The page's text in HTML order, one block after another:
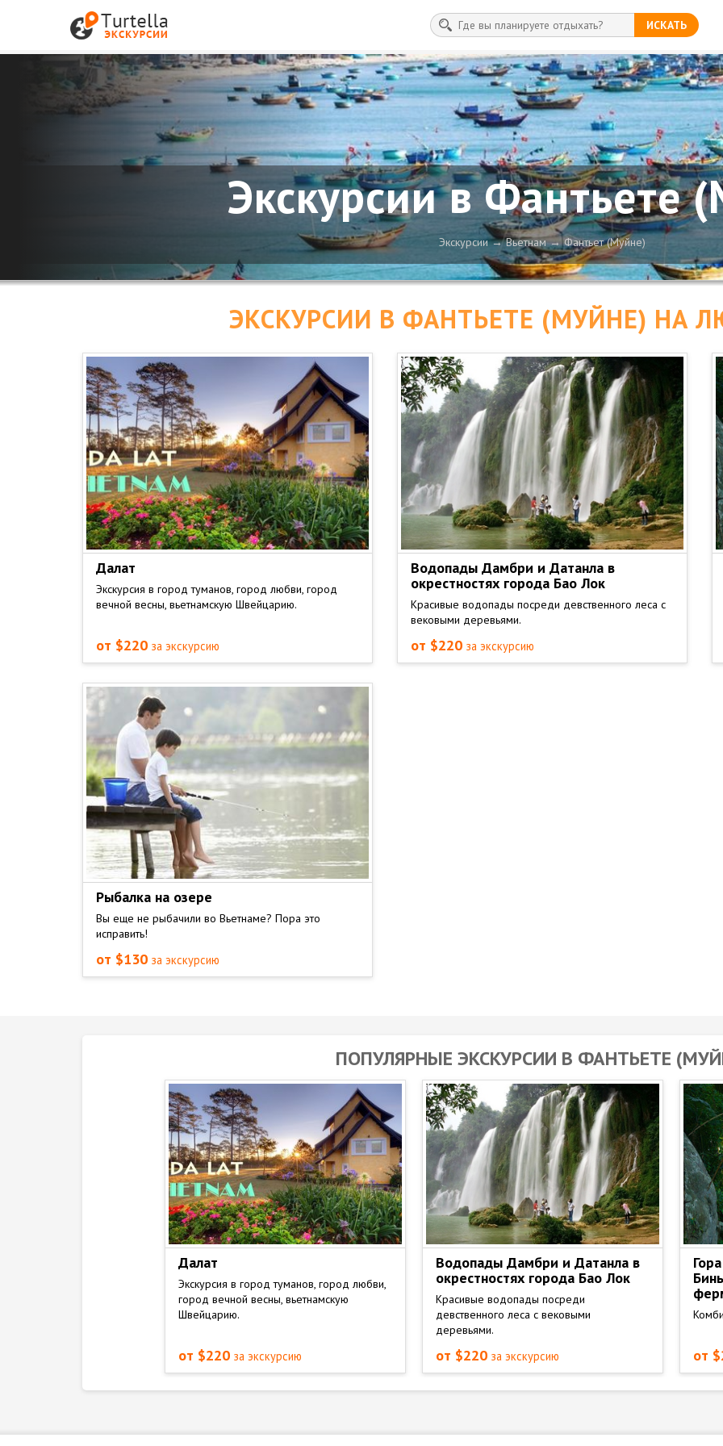
ИСКАТЬ
Экскурсии в Фантьете
Экскурсии Вьетнам Фантьет (Муйне)
ЭКСКУРСИИ В ФАНТЬЕТЕ (МУЙНЕ) НА
Далат
Экскурсия в город туманов, город любви, город
вечной весны, вьетнамскую Швейцарию.
от $220 за экскурсию
Водопады Дамбри и Датанла в
окрестностях города Бао Лок
Красивые водопады посреди девственного леса с
вековыми деревьями.
от $220 за экскурсию
Рыбалка на озере
Вы еще не рыбачили во Вьетнаме? Пора это
исправить!
от $130 за экскурсию
ПОПУЛЯРНЫЕ ЭКСКУРСИИ В ФАНТЬЕТЕ
Далат
Экскурсия в город туманов, город любви,
город вечной весны, вьетнамскую
Швейцарию.
от $220 за экскурсию
Водопады Дамбри и Датанла в
окрестностях города Бао Лок
Красивые водопады посреди
девственного леса с вековыми
деревьями.
от $220за экскурсию от